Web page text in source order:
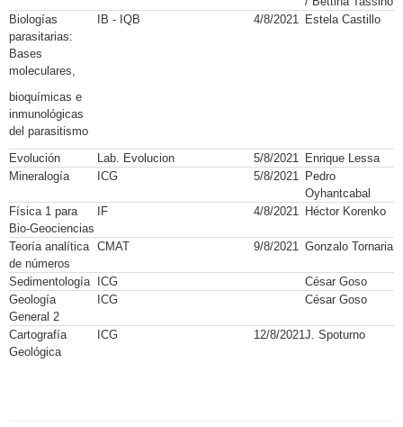
Biologías
parasitarias:
Bases
moleculares,
bioquímicas e
inmunológicas
del parasitismo
IB - IQB 4/8/2021 Estela Castillo
Evolución Lab. Evolucion 5/8/2021 Enrique Lessa
Mineralogía
ICG 5/8/2021 Pedro
Oyhantcabal
Física 1 para
Bio-Geociencias
IF 4/8/2021 Héctor Korenko
Teoría analítica
de números
CMAT 9/8/2021 Gonzalo Tornaria
Sedimentología ICG
César Goso
Geología
General 2
ICG César Goso
Cartografía
Geológica
ICG 12/8/2021J. Spoturno